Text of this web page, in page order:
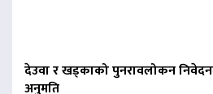
देउवा र खड्काको पुनरावलोकन
अनुमति